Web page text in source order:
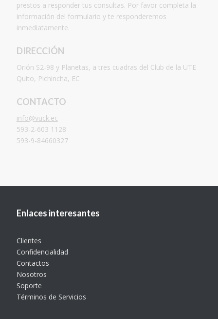
prestos a responder tus consultas. Por favor completa la
información del formulario y te responderemos
inmediatamente.
DIRECCIÓN
Orión S2-98 y Planetas, a tres cuadras del Club de la UTE
Quito, Pichincha, EC
CONTACTO
info@vuck.ec
593-2-603 1128
593-9-84660327
Enlaces interesantes
Clientes
Confidencialidad
Contactos
Nosotros
Soporte
Términos de Servicios